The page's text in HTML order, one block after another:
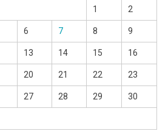
1 2
6 7 8 9
13 14 15 16
20 21 22 23
27 28 29 30